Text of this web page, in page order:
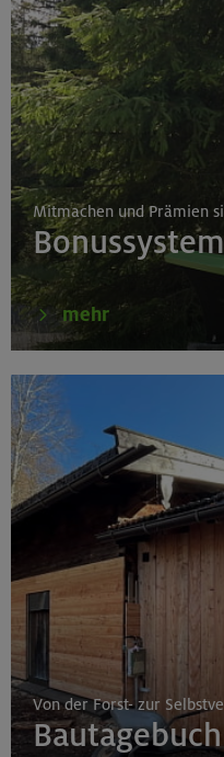
Mitmachen und Prämien
mehr
Von der Forst- zur